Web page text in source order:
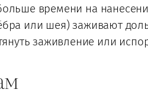
времени на
или шея) заживают
заживление или